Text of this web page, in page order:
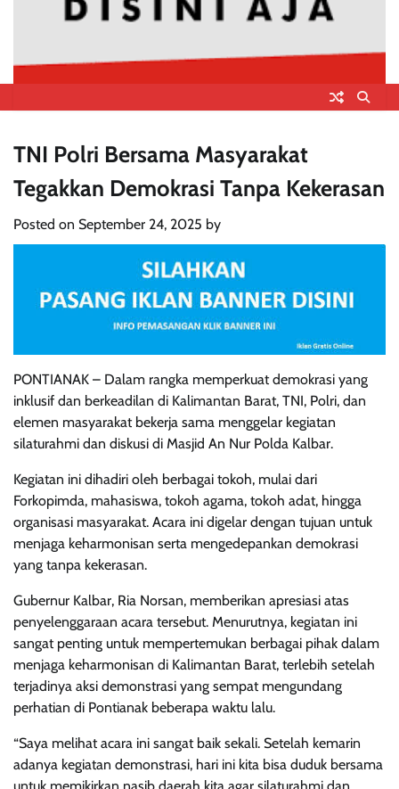
TNI Polri Bersama Masyarakat
Tegakkan Demokrasi Tanpa Kekerasan
Posted on September 24, 2025 by
PONTIANAK – Dalam rangka memperkuat demokrasi yang
inklusif dan berkeadilan di Kalimantan Barat, TNI, Polri, dan
elemen masyarakat bekerja sama menggelar kegiatan
silaturahmi dan diskusi di Masjid An Nur Polda Kalbar.
Kegiatan ini dihadiri oleh berbagai tokoh, mulai dari
Forkopimda, mahasiswa, tokoh agama, tokoh adat, hingga
organisasi masyarakat. Acara ini digelar dengan tujuan untuk
menjaga keharmonisan serta mengedepankan demokrasi
yang tanpa kekerasan.
Gubernur Kalbar, Ria Norsan, memberikan apresiasi atas
penyelenggaraan acara tersebut. Menurutnya, kegiatan ini
sangat penting untuk mempertemukan berbagai pihak dalam
menjaga keharmonisan di Kalimantan Barat, terlebih setelah
terjadinya aksi demonstrasi yang sempat mengundang
perhatian di Pontianak beberapa waktu lalu.
“Saya melihat acara ini sangat baik sekali. Setelah kemarin
adanya kegiatan demonstrasi, hari ini kita bisa duduk bersama